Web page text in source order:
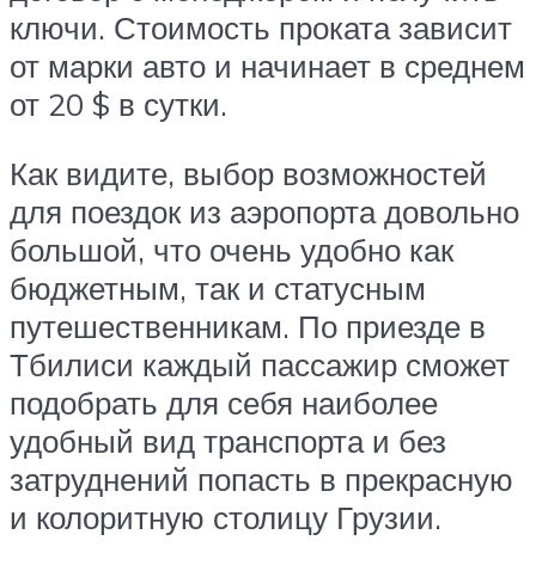
ключи. Стоимость проката зависит
от марки авто и начинает в среднем
от 20 $ в сутки.
Как видите, выбор возможностей
для поездок из аэропорта довольно
большой, что очень удобно как
бюджетным, так и статусным
путешественникам. По приезде в
Тбилиси каждый пассажир сможет
подобрать для себя наиболее
удобный вид транспорта и без
затруднений попасть в прекрасную
и колоритную столицу Грузии.